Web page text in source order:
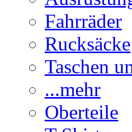
Fahrräder
Rucksäcke
Taschen
...mehr
Oberteile